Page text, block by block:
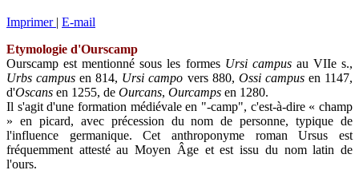
Imprimer | E-mail
Etymologie d'Ourscamp
Ourscamp est mentionné sous les formes Ursi campusau VIIe s.,
Urbs campus en 814, Ursi campo vers 880, Ossi campusen 1147,
d'Oscans en 1255, de Ourcans, Ourcamps en 1280.
Il s'agit d'une formation médiévale en "-camp", c'est-à-dire « champ
» en picard, avec précession du nom de personne, typique de
l'influence germanique. Cet anthroponyme roman Ursus est
fréquemment attesté au Moyen Âge et est issu du nom latin de
l'ours.